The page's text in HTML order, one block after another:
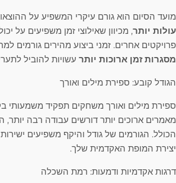
מועד הסיום הוא גורם עיקרי המשפיע על
עולות יותר, מכיוון שאילוצי זמן משפיעים על
פרויקטים אחרים. זמני ביצוע מהירים גורמים
מסגרות זמן ארוכות יותר עשויות להוביל
הגודל קובע: ספירת מילים ואורך
ספירת מילים ואורך משחקים תפקיד משמעותי
מאמרים ארוכים יותר דורשים עבודה רבה
הכולל. הגורמים של גודל והיקף משפיעים
יצירת המופת האקדמית שלך.
דרגות אקדמיות ודמעות: רמת השכלה